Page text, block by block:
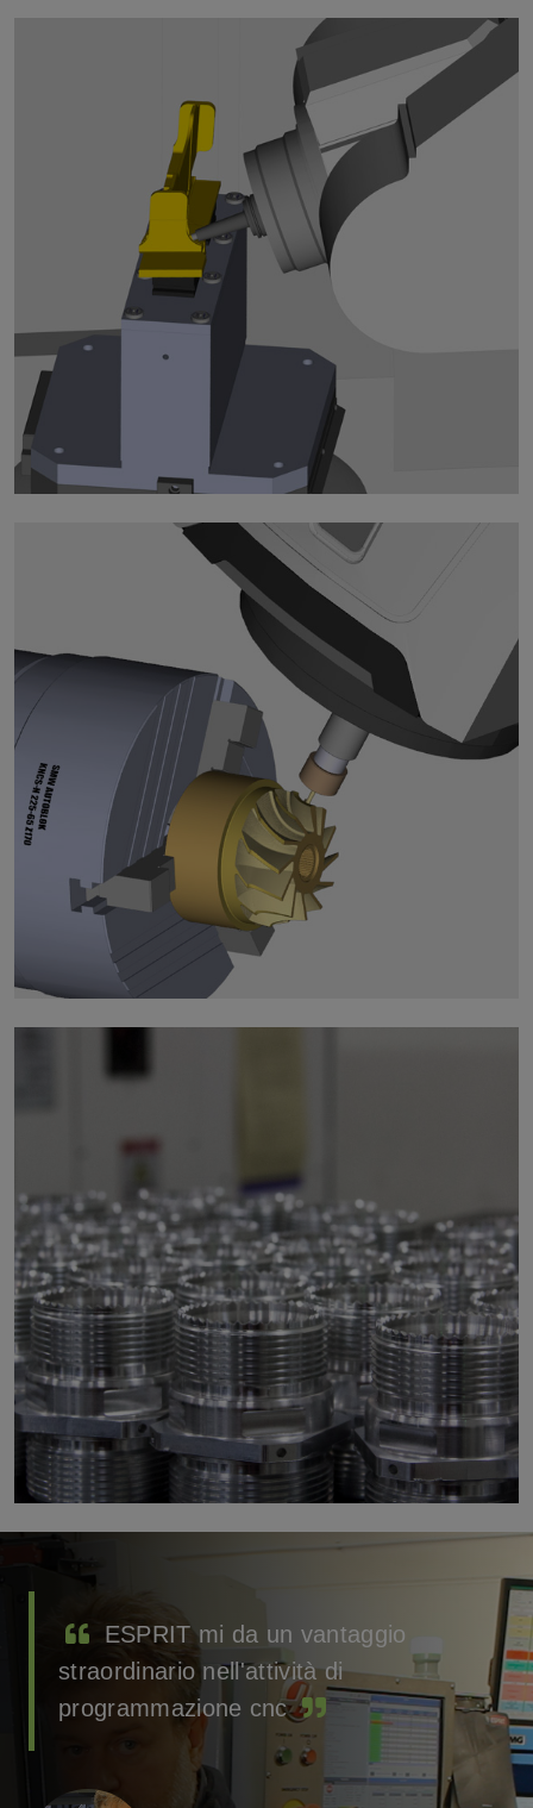
ESPRIT CAM ci ha aperto
possibilità prima inesplorate